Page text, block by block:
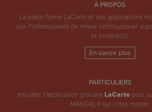
À PROPOS
La plate-forme LaCarte et ses applications
aux Professionnels de mieux communiquer
et prospects.
En savoir plus
PARTICULIERS
Installez l'application gratuite LaCartepour
MANDALA sur votre mobile.